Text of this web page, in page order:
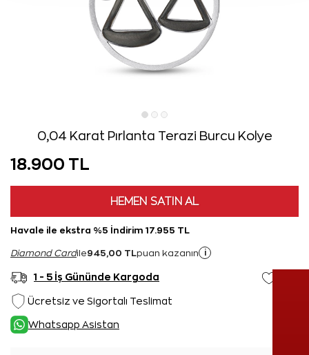
0,04 Karat Pırlanta Terazi Burcu Kolye
18.900 TL
HEMEN SATIN AL
Havale ile ekstra %5 İndirim 17.955 TL
Diamond Cardile945,00 TL puan kazanın i
1 - 5 İş Gününde Kargoda
Ücretsiz ve Sigortalı Teslimat
Whatsapp Asistan